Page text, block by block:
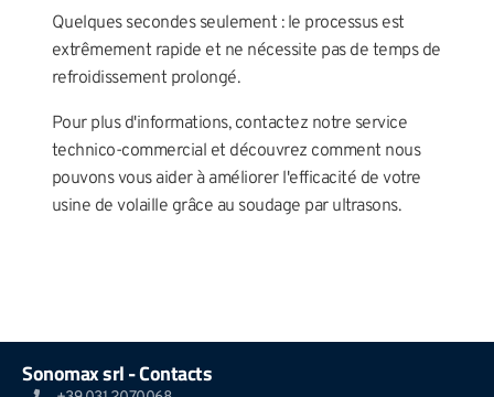
Quelques secondes seulement : le processus est
extrêmement rapide et ne nécessite pas de temps de
refroidissement prolongé.
Pour plus d'informations, contactez notre service
technico-commercial et découvrez comment nous
pouvons vous aider à améliorer l'efficacité de votre
usine de volaille grâce au soudage par ultrasons.
Sonomax srl - Contacts